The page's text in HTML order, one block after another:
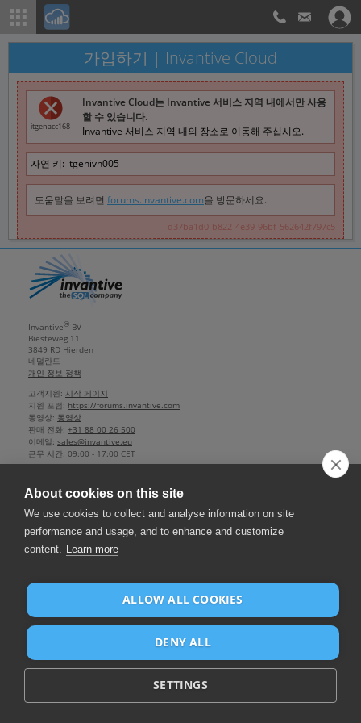
가입하기 | Invantive Cloud
itgenacc168
Invantive Cloud는 Invantive 서비스 지역 내에서만 사용
할 수 있습니다.
Invantive 서비스 지역 내의 장소로 이동해 주십시오.
자연 키: itgenivn005
도움말을 보려면 forums.invantive.com을 방문하세요.
d37ba1d0-b822-4e39-96bf-562642f797c5
Invantive® BV
Biesteweg 11
3849 RD Hierden
네덜란드
개인 정보 정책
고객지원: 시작 페이지
지원 포럼: https://forums.invantive.com
동영상: 동영상
판매 전화: +31 88 00 26 500
이메일: sales@invantive.eu
근무 시간: 09:00 - 17:00 CET
매니 징 디렉터:
Guido Leenders
소재지 회사: Roermond
설립: 1992
은행:IBAN NL25 BUNQ 2098 2586 07
About cookies on this site
We use cookies to collect and analyse information on site
performance and usage, and to enhance and customize
content. Learn more
ALLOW ALL COOKIES
DENY ALL
SETTINGS